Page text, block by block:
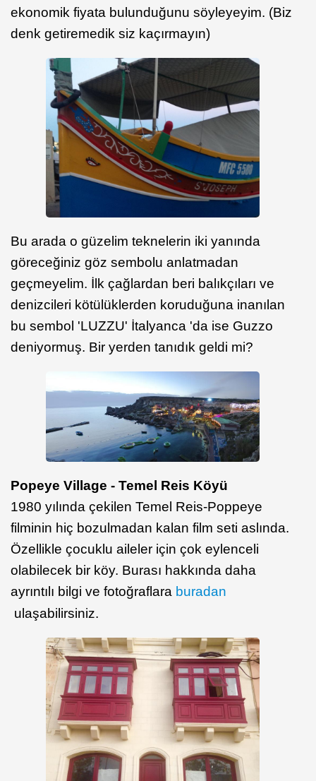
ekonomik fiyata bulunduğunu söyleyeyim. (Biz
denk getiremedik siz kaçırmayın)
Bu arada o güzelim teknelerin iki yanında
göreceğiniz göz sembolu anlatmadan
geçmeyelim. İlk çağlardan beri balıkçıları ve
denizcileri kötülüklerden koruduğuna inanılan
bu sembol 'LUZZU' İtalyanca 'da ise Guzzo
deniyormuş. Bir yerden tanıdık geldi mi?
Popeye Village - Temel Reis Köyü
1980 yılında çekilen Temel Reis-Poppeye
filminin hiç bozulmadan kalan film seti aslında.
Özellikle çocuklu aileler için çok eylenceli
olabilecek bir köy. Burası hakkında daha
ayrıntılı bilgi ve fotoğraflara buradan
ulaşabilirsiniz.